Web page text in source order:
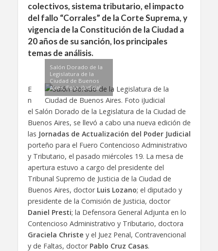
colectivos, sistema tributario, el impacto
del fallo “Corrales” de la Corte Suprema, y
vigencia de la Constitución de la Ciudad a
20 años de su sanción, los principales
temas de análisis.
Salón Dorado de la
Legislatura de la
Ciudad de Buenos
Aires. FotoiJudicial
E
n
el Salón Dorado de la Legislatura de la Ciudad de
Buenos Aires, se llevó a cabo una nueva edición de
las Jornadas de Actualización del Poder Judicial
porteño para el Fuero Contencioso Administrativo
y Tributario, el pasado miércoles 19. La mesa de
apertura estuvo a cargo del presidente del
Tribunal Supremo de Justicia de la Ciudad de
Buenos Aires, doctor Luis Lozano; el diputado y
presidente de la Comisión de Justicia, doctor
Daniel Presti; la Defensora General Adjunta en lo
Contencioso Administrativo y Tributario, doctora
Graciela Christe y el Juez Penal, Contravencional
y de Faltas, doctor Pablo Cruz Casas.